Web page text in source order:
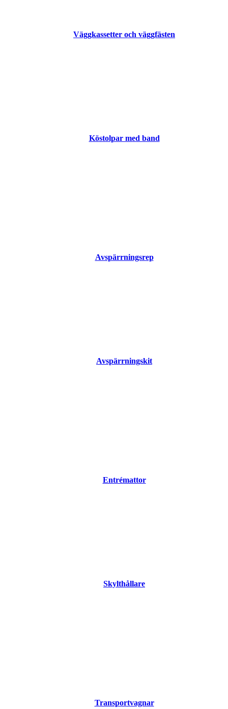
Väggkassetter och väggfästen
Köstolpar med band
Avspärrningsrep
Avspärrningskit
Entrémattor
Skylthållare
Transportvagnar